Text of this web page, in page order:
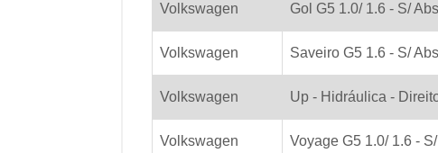
Volkswagen Gol G5 1.0/ 1.6 - S/
Volkswagen Saveiro G5 1.6 - S/
Volkswagen Up - Hidráulica -
Volkswagen Voyage G5 1.0/ 1.6 -